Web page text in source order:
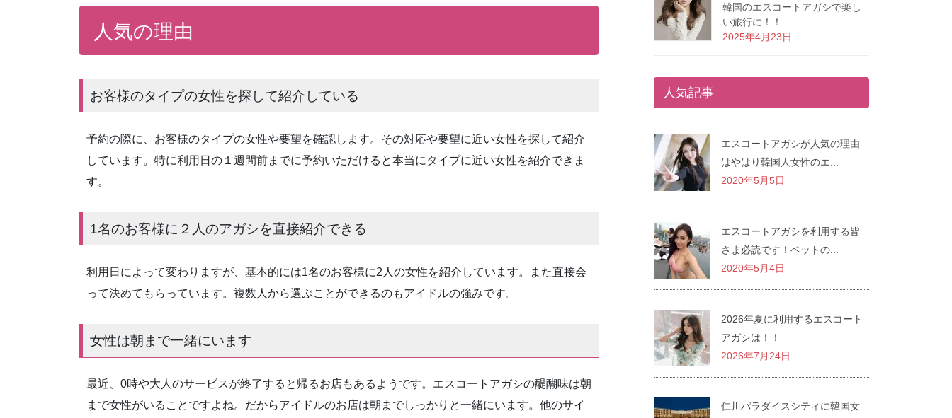
人気の理由
お客様のタイプの女性を探して紹介している
予約の際に、お客様のタイプの女性や要望を確認します。その対応や要望に近い女性を探して紹介
しています。特に利用日の１週間前までに予約いただけると本当にタイプに近い女性を紹介できま
す。
1名のお客様に２人のアガシを直接紹介できる
利用日によって変わりますが、基本的には1名のお客様に2人の女性を紹介しています。また直接会
って決めてもらっています。複数人から選ぶことができるのもアイドルの強みです。
女性は朝まで一緒にいます
最近、0時や大人のサービスが終了すると帰るお店もあるようです。エスコートアガシの醍醐味は朝
まで女性がいることですよね。だからアイドルのお店は朝までしっかりと一緒にいます。他のサイ
韓国のエスコートアガシで楽し
い旅行に！！
2025年4月23日
人気記事
エスコートアガシが人気の理由
はやはり韓国人女性のエ...
2020年5月5日
エスコートアガシを利用する皆
さま必読です！ベットの...
2020年5月4日
2026年夏に利用するエスコート
アガシは！！
2026年7月24日
仁川パラダイスシティに韓国女